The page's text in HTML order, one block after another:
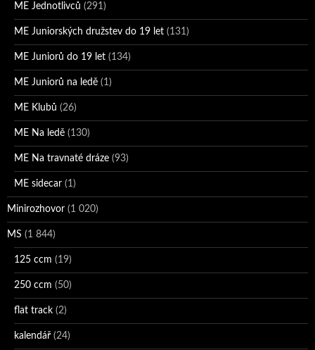
ME Jednotlivců (291)
ME Juniorských družstev do 19 let (131)
ME Juniorů do 19 let (134)
ME Juniorů na ledě (1)
ME Klubů (26)
ME Na ledě (130)
ME Na travnaté dráze (93)
ME sidecar (1)
Minirozhovor (1 020)
MS (1 844)
125 ccm (19)
250 ccm (50)
flat track (2)
kalendář (24)